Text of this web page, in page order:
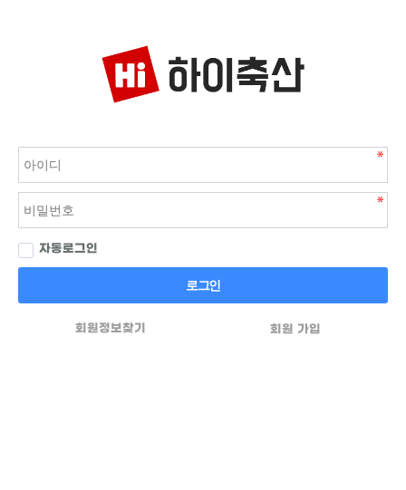
자동로그인
로그인
회원정보찾기 회원 가입